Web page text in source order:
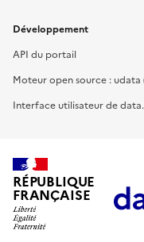
Développement
API du portail
Moteur open source : udata
Interface utilisateur de
RÉPUBLIQUE
FRANÇAISE